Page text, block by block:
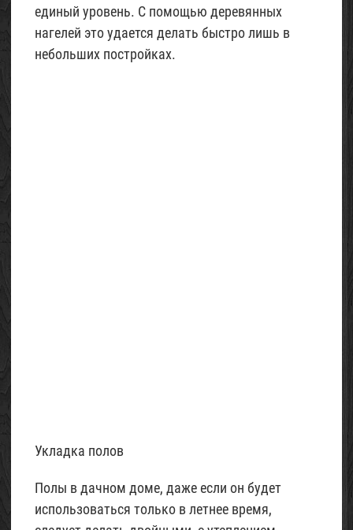
единый уровень. С помощью деревянных
нагелей это удается делать быстро лишь в
небольших постройках.
Укладка полов
Полы в дачном доме, даже если он будет
использоваться только в летнее время,